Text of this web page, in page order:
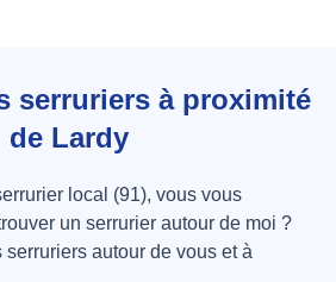
serruriers à proximité
de Lardy
local (91), vous vous
un serrurier autour de moi ?
autour de vous et à